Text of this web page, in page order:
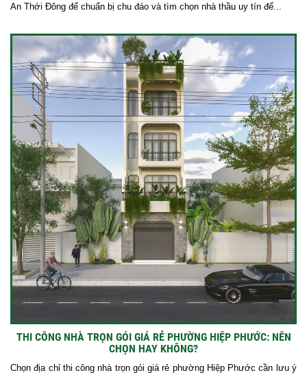
An Thới Đông để chuẩn bị chu đáo và tìm chọn nhà thầu uy tín để...
THI CÔNG NHÀ TRỌN GÓI GIÁ RẺ PHƯỜNG HIỆP PHƯỚC: NÊN
CHỌN HAY KHÔNG?
Chọn địa chỉ thi công nhà trọn gói giá rẻ phường Hiệp Phước cần lưu ý